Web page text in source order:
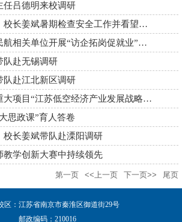
任吕德明来校调研
校党委书记何亚琼、校长姜斌暑期检查安全工作并看望慰问一线教职工
我校赴广东、福建民航相关单位开展“访企拓岗促就业”走访调研
队赴无锡调研
队赴江北新区调研
中国工程院地方院重大项目“江苏低空经济产业发展战略研究”结题评审会在我...
思政课”育人答卷
校长姜斌带队赴溧阳调研
教学创新大赛中持续领先
第一页 <<上一页 下一页>> 尾页
区：江苏省南京市秦淮区御道街29号
邮政编码：210016